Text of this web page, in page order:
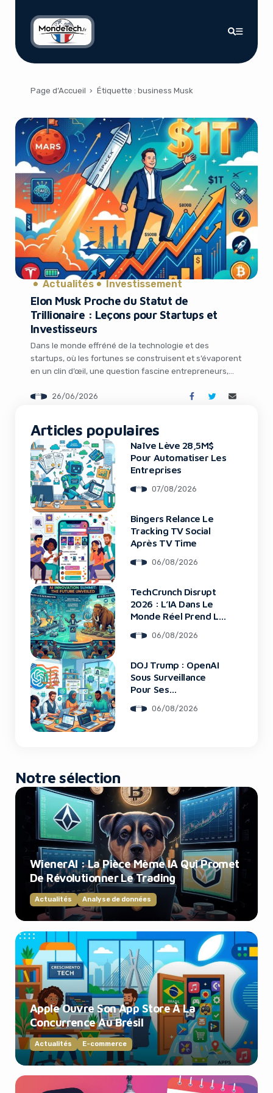
Page d’Accueil › Étiquette : business Musk
Actualités Investissement
Elon Musk Proche du Statut de
Trillionaire : Leçons pour Startups et
Investisseurs
Dans le monde effréné de la technologie et des
startups, où les fortunes se construisent et s’évaporent
en un clin d’œil, une question fascine entrepreneurs,
Elon Musk, figure emblématique de l’innovation,
26/06/2026
Articles populaires
Naïve Lève 28,5M$
Pour Automatiser Les
Entreprises
07/08/2026
Bingers Relance Le
Tracking TV Social
Après TV Time
06/08/2026
TechCrunch Disrupt
2026 : L’IA Dans Le
Monde Réel Prend La
06/08/2026
DOJ Trump : OpenAI
Sous Surveillance
Pour Ses
06/08/2026
Notre sélection
WienerAI : La Pièce Mème IA Qui Promet
De Révolutionner Le Trading
Actualités Analyse de données
Apple Ouvre Son App Store À La
Concurrence Au Brésil
Actualités E-commerce
using an ad-blocker!
Yes, I will turn off Ad-Blocker
No Thanks